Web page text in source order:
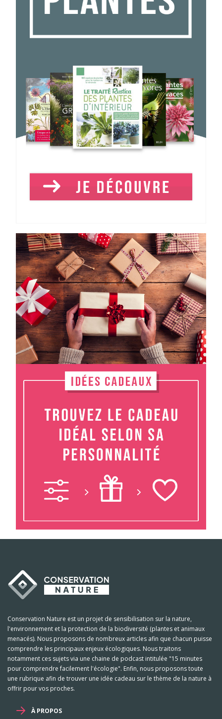
Conservation Nature est un projet de sensibilisation sur la nature,
l'environnement et la protection de la biodiversité (plantes et animaux
menacés). Nous proposons de nombreux articles afin que chacun puisse
comprendre les principaux enjeux écologiques. Nous traitons
notamment ces sujets via une chaine de podcast intitulée "15 minutes
pour comprendre facilement l'écologie". Enfin, nous proposons toute
une rubrique afin de trouver une idée cadeau sur le thème de la nature à
offrir pour vos proches.
À PROPOS